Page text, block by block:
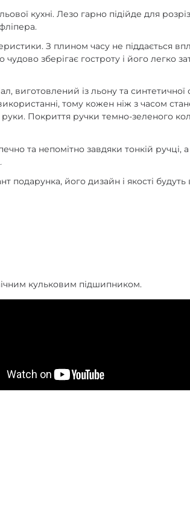
кухні. Лезо гарно підійде для
З плином часу не піддається
чудово зберігає гостроту і його
виготовлений із льону та
тому кожен ніж з часом
Покриття ручки темно-зеленого
та непомітно завдяки тонкій ручці,
його дизайн і якості будуть
кульковим підшипником.